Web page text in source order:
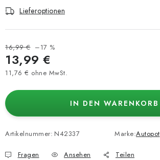
Lieferoptionen
16,99 € –17 %
13,99 €
11,76 € ohne MwSt.
IN DEN WARENKORB
Artikelnummer: N42337 Marke:Autopot
Fragen Ansehen Teilen